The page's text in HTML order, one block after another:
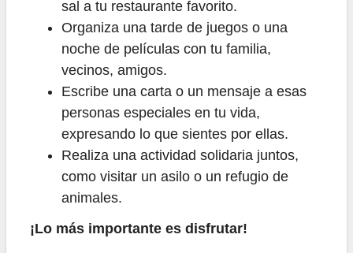
sal a tu restaurante favorito.
Organiza una tarde de juegos o una
noche de películas con tu familia,
vecinos, amigos.
Escribe una carta o un mensaje a esas
personas especiales en tu vida,
expresando lo que sientes por ellas.
Realiza una actividad solidaria juntos,
como visitar un asilo o un refugio de
animales.
¡Lo más importante es disfrutar!